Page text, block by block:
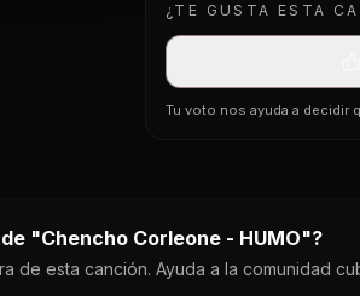
¿TE GUSTA ESTA
Tu voto nos ayuda a decidir
"Chencho Corleone - HUMO"?
de esta canción. Ayuda a la comunidad